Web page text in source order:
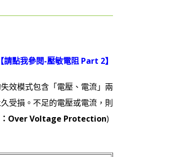
【請點我參閱-壓敏電阻 Part 2】
效模式包含「電壓、電流」兩
受損。不足的電壓或電流，則
：Over Voltage Protection)